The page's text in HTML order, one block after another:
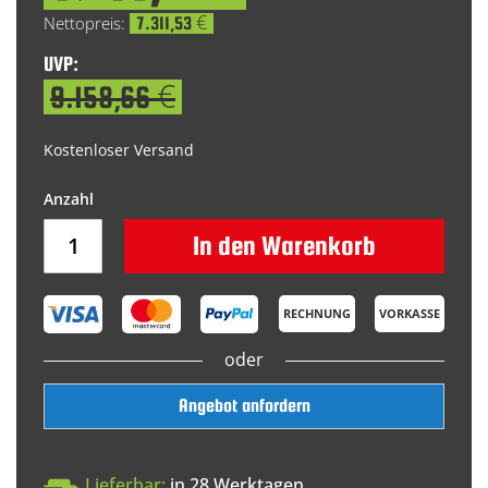
Price
7.311,53 €
UVP:
9.158,66 €
Kostenloser Versand
In den Warenkorb
RECHNUNG VORKASSE
oder
Angebot anfordern